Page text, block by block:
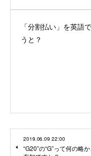
「分割払い」を英語
うと？
2019.06.09 22:00
“G20”の“G”って何の略